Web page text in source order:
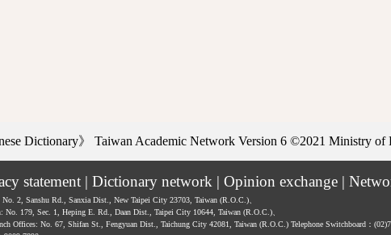
Dictionary》 Taiwan Academic Network Version 6 ©2021 Ministry of
statement | Dictionary network | Opinion exchange |
No. 2, Sanshu Rd., Sanxia Dist., New Taipei City 23703, Taiwan (R.O.C.)、
No. 179, Sec. 1, Heping E. Rd., Daan Dist., Taipei City 10644, Taiwan (R.O.C.)、
Offices: No. 67, Shifan St., Fengyuan Dist., Taichung City 42081, Taiwan (R.O.C.) Telephone Switchboard：